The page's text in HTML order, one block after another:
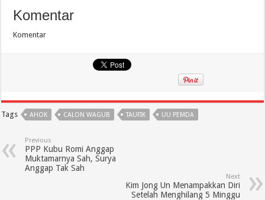
Komentar
Komentar
Tags AHOK CALON WAGUB TAUFIK UU PEMDA
Previous
PPP Kubu Romi Anggap
Muktamarnya Sah, Surya
Anggap Tak Sah
Next
Kim Jong Un Menampakkan Diri
Setelah Menghilang 5 Minggu